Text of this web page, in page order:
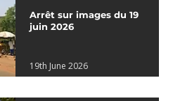
Arrêt sur images du 19
juin 2026
19th June 2026